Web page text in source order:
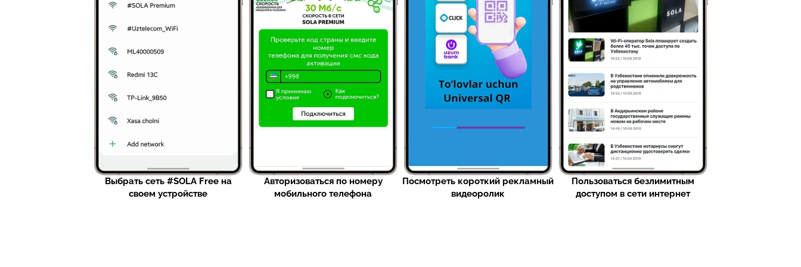
Выбрать сеть #SOLA Free на
своем устройстве
Авторизоваться по номеру
мобильного телефона
Посмотреть короткий рекламный
видеоролик
Пользоваться безлимитным
доступом в сети интернет